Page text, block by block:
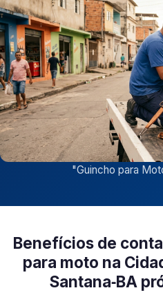
"Guincho para
Benefícios de
para moto na
Santana‑BA